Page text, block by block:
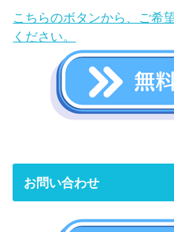
こちらのボタンから、ご希
ください。
お問い合わせ